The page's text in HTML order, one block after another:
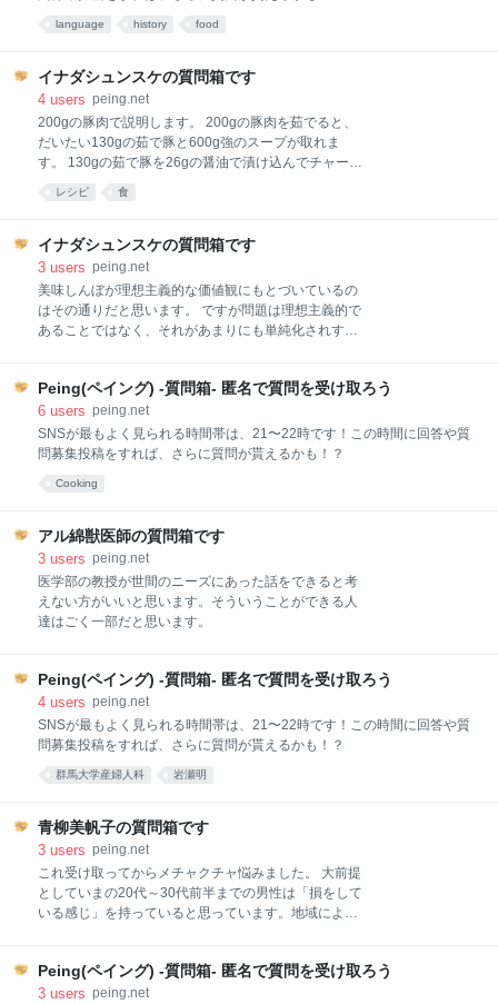
す。 問：外資でイキリ倒すために必要な対策を述べよ
答えは決して「試験勉強をすること」ではなく、まし
て「面接で口が回るようにすること」でさえもありま
逃げてきたのだと自覚し、この"人生の試験問題"に解
答することが必要にな
language history food
イナダシュンスケの質問箱です
4 users peing.net
200gの豚肉で説明します。 200gの豚肉を茹でると、
だいたい130gの茹で豚と600g強のスープが取れま
す。 130gの茹で豚を26gの醤油で漬け込んでチャーシ
ューとカエシができます。 これを全て使って2人前の
ラーメンが作ります。 スープ全量にチャーシューのカ
5gの塩）を加えると、ちょうど2人前のラーメンスー
プになります。 これは一般的なラーメンよりは塩分濃
度低めなので、いかにもラーメンらしいラーメンを狙
うなら更に20gくらい醤油を足すとそれっぽくなりま
す。 ただしそこまでアタリを強めると、ここでついに
化調ラーメンを、チャーシューのしょっぱさを頼りに
食べ進めるくらいが好みではあります。 このあたりの
レシピ 食
イナダシュンスケの質問箱です
3 users peing.net
美味しんぼが理想主義的な価値観にもとづいているの
はその通りだと思います。 ですが問題は理想主義的で
あることではなく、それがあまりにも単純化されすぎ
「本物」と「ニセ物」がある。 ・「本物」は、天然、
自然、伝統、人の手間、といった概念に紐付けられ、
「ニセ物」は商業経済や近代的製造業に紐づけられ
る。 ・その序列は「食通」にとっては揺るぎない共通
蒙された庶民は例外なくその序列を理解して受け入れ
は正義によって正されなければならない、という構
図。水戸黄門とかマジンガーZと同じですね。 もちろ
です。まして『美味しんぼ』は「本格グルメ漫画」の
草分け。創成期におい
Peing(ペイング) -質問箱- 匿名で質問を受け取ろう
6 users peing.net
SNSが最もよく見られる時間帯は、21〜22時です！この時間に回答や質
問募集投稿をすれば、さらに質問が貰えるかも！？
Cooking
アル綿獣医師の質問箱です
3 users peing.net
医学部の教授が世間のニーズにあった話をできると考
えない方がいいと思います。そういうことができる人
達はごく一部だと思います。
Peing(ペイング) -質問箱- 匿名で質問を受け取ろう
4 users peing.net
SNSが最もよく見られる時間帯は、21〜22時です！この時間に回答や質
問募集投稿をすれば、さらに質問が貰えるかも！？
群馬大学産婦人科 岩瀬明
青柳美帆子の質問箱です
3 users peing.net
これ受け取ってからメチャクチャ悩みました。 大前提
としていまの20代～30代前半までの男性は「損をして
いる感じ」を持っていると思っています。地域によっ
あれば賃金の差もそこまでありません。一方で恋愛市
場では（特に経済的に）女性が有利のように見えてい
Peing(ペイング) -質問箱- 匿名で質問を受け取ろう
3 users peing.net